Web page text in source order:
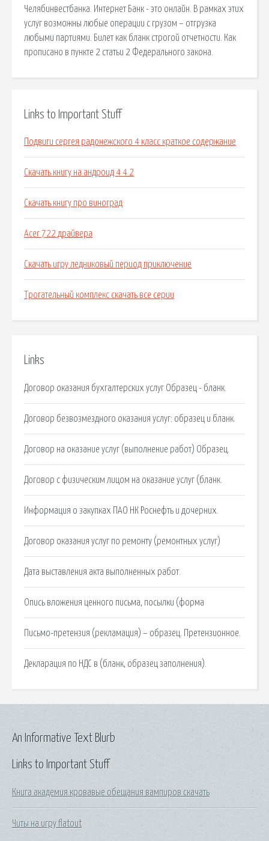
Челябинвестбанка. Интернет Банк - это онлайн. В рамках этих
услуг возможны любые операции с грузом – отгрузка
любыми партиями. Билет как бланк строгой отчетности. Как
прописано в пункте 2 статьи 2 Федерального закона.
Links to Important Stuff
Подвиги сергея радонежского 4 класс краткое содержание
Скачать книгу на андроид 4 4 2
Скачать книгу про виноград
Acer 722 драйвера
Скачать игру ледниковый период приключение
Трогательный комплекс скачать все серии
Links
Договор оказания бухгалтерских услуг Образец - бланк.
Договор безвозмездного оказания услуг: образец и бланк.
Договор на оказание услуг (выполнение работ) Образец.
Договор с физическим лицом на оказание услуг (бланк.
Информация о закупках ПАО НК Роснефть и дочерних.
Договор оказания услуг по ремонту (ремонтных услуг)
Дата выставления акта выполненных работ.
Опись вложения ценного письма, посылки (форма
Письмо-претензия (рекламация) – образец. Претензионное.
Декларация по НДС в (бланк, образец заполнения).
Links to Important Stuff
Книга академия кровавые обещания вампиров скачать
Читы на игру flatout
An Informative Text Blurb